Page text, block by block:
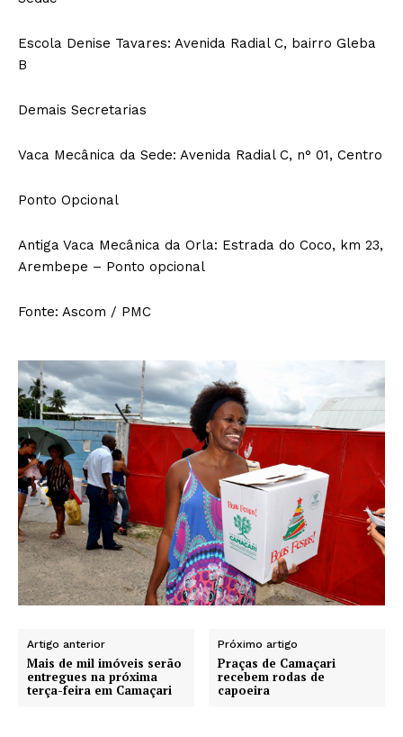
Escola Denise Tavares: Avenida Radial C, bairro Gleba
B
Demais Secretarias
Vaca Mecânica da Sede: Avenida Radial C, n° 01, Centro
Ponto Opcional
Antiga Vaca Mecânica da Orla: Estrada do Coco, km 23,
Arembepe – Ponto opcional
Fonte: Ascom / PMC
Artigo anterior
Mais de mil imóveis serão
entregues na próxima
terça-feira em Camaçari
Próximo artigo
Praças de Camaçari
recebem rodas de
capoeira